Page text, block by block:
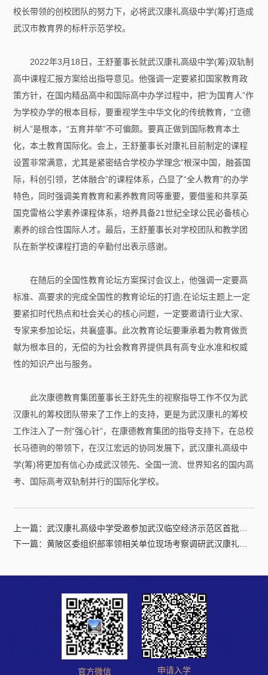
校长带领的创校团队的努力下，必将武汉康礼高级中学(筹)打造成
武汉市教育界的标杆示范学校。
2022年3月18日，王舒董事长就武汉康礼高级中学(筹)双轨制
高中课程汇报方案给出指导意见。他强调一定要紧扣国家教育政
策方针，在国内精品高中和国际高中办学过程中，把“为国育人”作
为学校办学的根本目标，要重视学生中华文化的传统教育，“立德
树人”是根本，“五育并举”不可偏颇。要真正做到国际教育本土
化，本土教育国际化。会上，王舒董事长对康礼目前制定的课程
设置非常满意，尤其是紧密结合学校办学理念“根深中国，融荟国
际，科创引领，艺体融合”的课程体系，凸显了“全人教育”的办学
特色，同时强调美育教育和素养教育同等重要，要借鉴和共享英
国克雷格公学素养课程体系，培养具备21世纪全球公民必备核心
素养的综合性国际人才。最后，王舒董事长对学校团队和教学团
队在新学校课程打造的辛勤付出表示感谢。
在随后的全国性教育论坛方案探讨会议上，他强调一定要高
标准、高要求的完成全国性的教育论坛的打造;在论坛主题上一定
要紧扣时代热点和社会关心的核心问题，一定要邀请行业大家、
专家来参加论坛，共襄盛事。此次教育论坛要秉承着为教育做贡
献为根本目的，无偿的为社会教育界提供具有高专业水准和权威
性的知识产出与服务。
此次康德教育集团董事长王舒先生的视察指导工作不仅为武
汉康礼的筹校团队带来了工作上的支持，更是为武汉康礼的筹校
工作注入了一剂“强心针”，在康德教育集团的指导支持下，在总校
长马德驹的带领下，在汉江宏远的协同发展下，武汉康礼高级中
学(筹)将更加有信心办成武汉领先、全国一流、世界知名的国内高
考、国际高考双轨制并行的国际化学校。
上一篇：武汉康礼高级中学受邀参加武汉临空经济示范区首批基础设施项目开工活动
下一篇：黄陂区委组织部率领相关单位现场考察调研武汉康礼高级中学
官方微信 申请入学